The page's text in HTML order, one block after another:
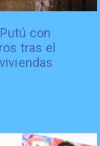
con
tras el